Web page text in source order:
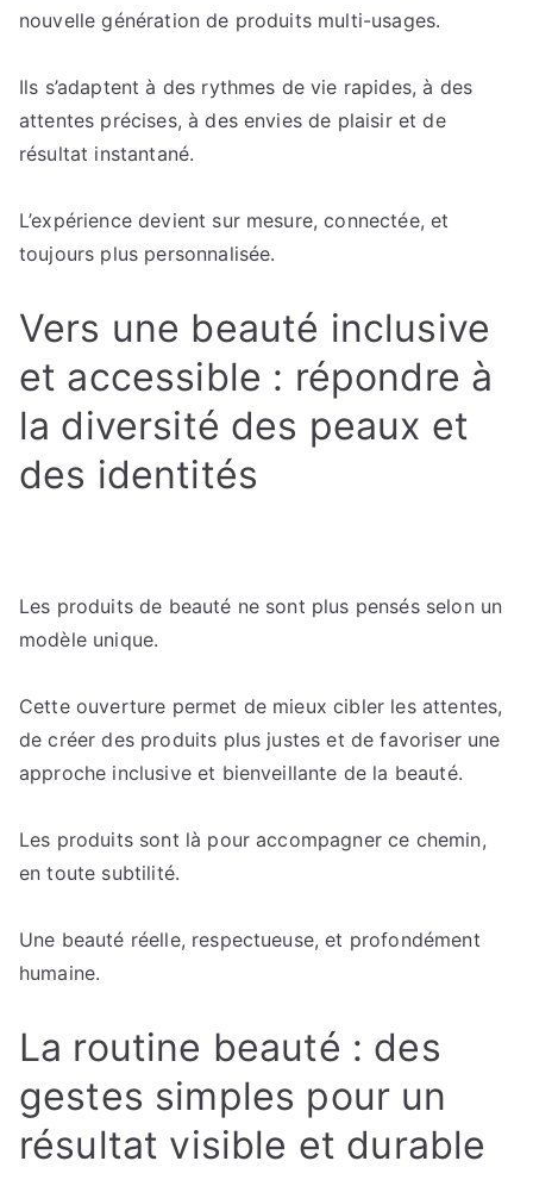
nouvelle génération de produits multi-usages.
Ils s’adaptent à des rythmes de vie rapides, à des
attentes précises, à des envies de plaisir et de
résultat instantané.
L’expérience devient sur mesure, connectée, et
toujours plus personnalisée.
Vers une beauté inclusive
et accessible : répondre à
la diversité des peaux et
des identités
Les produits de beauté ne sont plus pensés selon un
modèle unique.
Cette ouverture permet de mieux cibler les attentes,
de créer des produits plus justes et de favoriser une
approche inclusive et bienveillante de la beauté.
Les produits sont là pour accompagner ce chemin,
en toute subtilité.
Une beauté réelle, respectueuse, et profondément
humaine.
La routine beauté : des
gestes simples pour un
résultat visible et durable